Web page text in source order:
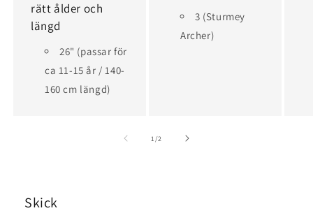
rätt ålder och
längd
26" (passar för
ca 11-15 år / 140-
160 cm längd)
3 (Sturmey
Archer)
1/av2
Skick